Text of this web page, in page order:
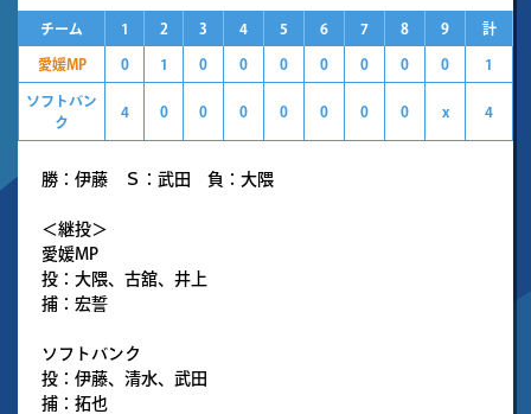
チーム 1 2 3 4 5 6 7 8 9 計
愛媛MP 0 1 0 0 0 0 0 0 0 1
ソフトバン
ク
4 0 0 0 0 0 0 0 x 4
勝：伊藤 Ｓ：武田 負：大隈
＜継投＞
愛媛MP
投：大隈、古舘、井上
捕：宏誓
ソフトバンク
投：伊藤、清水、武田
捕：拓也